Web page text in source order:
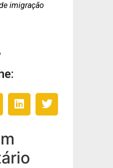
imigração